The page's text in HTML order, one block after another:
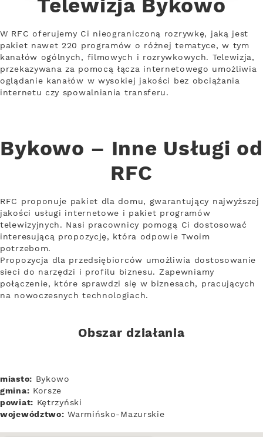
Telewizja Bykowo
W RFC oferujemy Ci nieograniczoną rozrywkę, jaką jest
pakiet nawet 220 programów o różnej tematyce, w tym
kanałów ogólnych, filmowych i rozrywkowych. Telewizja,
przekazywana za pomocą łącza internetowego umożliwia
oglądanie kanałów w wysokiej jakości bez obciążania
internetu czy spowalniania transferu.
Bykowo – Inne Usługi od
RFC
RFC proponuje pakiet dla domu, gwarantujący najwyższej
jakości usługi internetowe i pakiet programów
telewizyjnych. Nasi pracownicy pomogą Ci dostosować
interesującą propozycję, która odpowie Twoim
potrzebom.
Propozycja dla przedsiębiorców umożliwia dostosowanie
sieci do narzędzi i profilu biznesu. Zapewniamy
połączenie, które sprawdzi się w biznesach, pracujących
na nowoczesnych technologiach.
Obszar działania
miasto: Bykowo
gmina: Korsze
powiat: Kętrzyński
województwo: Warmińsko-Mazurskie